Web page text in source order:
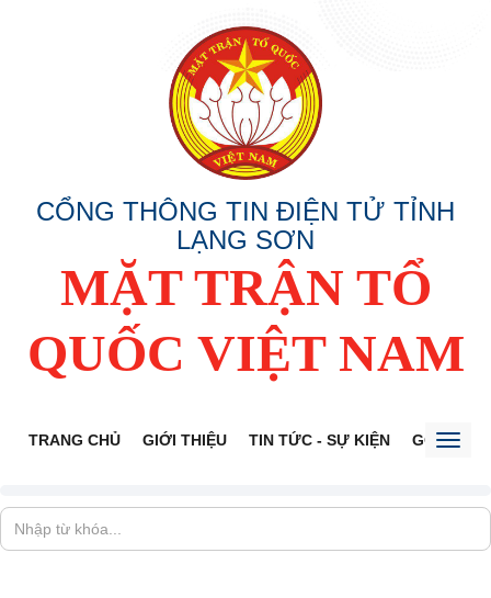
CỔNG THÔNG TIN ĐIỆN TỬ TỈNH
LẠNG SƠN
MẶT TRẬN TỔ
QUỐC VIỆT NAM
TRANG CHỦ GIỚI THIỆU TIN TỨC - SỰ KIỆN GÓP Ý